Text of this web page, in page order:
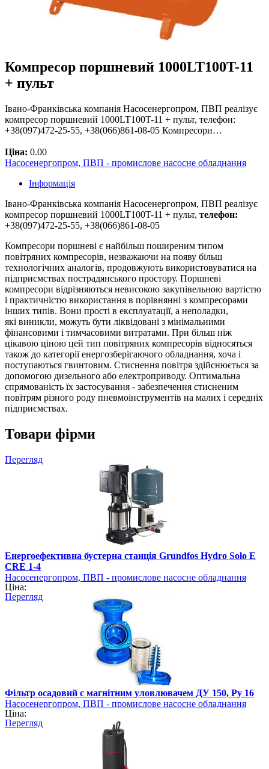
Компресор поршневий 1000LT100T-11
+ пульт
Івано-Франківська компанія Насосенергопром, ПВП реалізує
компресор поршневий 1000LT100T-11 + пульт, телефон:
+38(097)472-25-55, +38(066)861-08-05 Компресори…
Ціна: 0.00
Насосенергопром, ПВП - промислове насосне обладнання
Інформація
Івано-Франківська компанія Насосенергопром, ПВП реалізує
компресор поршневий 1000LT100T-11 + пульт, телефон:
+38(097)472-25-55, +38(066)861-08-05
Компресори поршневі є найбільш поширеним типом
повітряних компресорів, незважаючи на появу більш
технологічних аналогів, продовжують використовуватися на
підприємствах пострадянського простору. Поршневі
компресори відрізняються невисокою закупівельною вартістю
і практичністю використання в порівнянні з компресорами
інших типів. Вони прості в експлуатації, а неполадки,
які виникли, можуть бути ліквідовані з мінімальними
фінансовими і тимчасовими витратами. При більш ніж
цікавою ціною цей тип повітряних компресорів відносяться
також до категорії енергозберігаючого обладнання, хоча і
поступаються гвинтовим. Стиснення повітря здійснюється за
допомогою дизельного або електроприводу. Оптимальна
спрямованість їх застосування - забезпечення стисненим
повітрям різного роду пневмоінструментів на малих і середніх
підприємствах.
Товари фірми
Перегляд
Енергоефективна бустерна станція Grundfos Hydro Solo E
CRE 1-4
Насосенергопром, ПВП - промислове насосне обладнання
Ціна:
Перегляд
Фільтр осадовий c магнітним уловлювачем ДУ 150, Pу 16
Насосенергопром, ПВП - промислове насосне обладнання
Ціна:
Перегляд